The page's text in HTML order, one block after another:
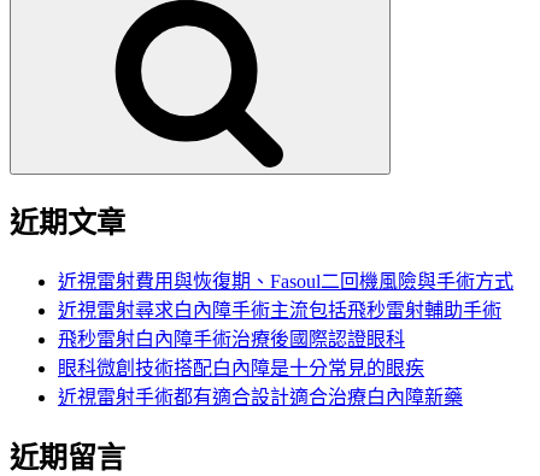
近期文章
近視雷射費用與恢復期、Fasoul二回機風險與手術方式
近視雷射尋求白內障手術主流包括飛秒雷射輔助手術
飛秒雷射白內障手術治療後國際認證眼科
眼科微創技術搭配白內障是十分常見的眼疾
近視雷射手術都有適合設計適合治療白內障新藥
近期留言